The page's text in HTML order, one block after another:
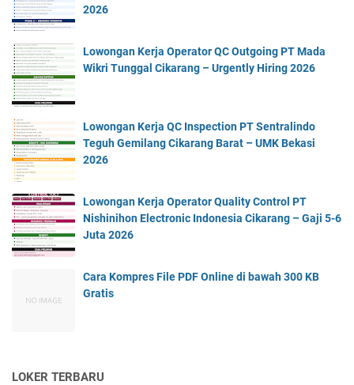
2026
Lowongan Kerja Operator QC Outgoing PT Mada
Wikri Tunggal Cikarang – Urgently Hiring 2026
Lowongan Kerja QC Inspection PT Sentralindo
Teguh Gemilang Cikarang Barat – UMK Bekasi
2026
Lowongan Kerja Operator Quality Control PT
Nishinihon Electronic Indonesia Cikarang – Gaji 5-6
Juta 2026
Cara Kompres File PDF Online di bawah 300 KB
Gratis
LOKER TERBARU